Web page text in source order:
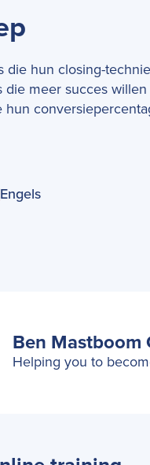
die hun closing-
die meer succes
hun
Engels
Ben Mastboom
Helping you to